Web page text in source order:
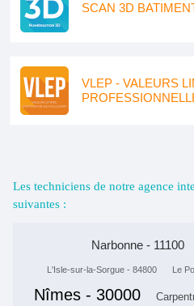
SCAN 3D
VLEP - VALEURS
Les techniciens de notre agence
suivantes :
Narbonne - 11100
L'Isle-sur-la-Sorgue - 84800 Le
Nîmes - 30000